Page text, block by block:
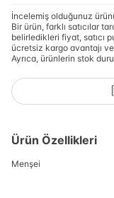
İncelemiş olduğunuz
Bir ürün, farklı satıcılar
belirledikleri fiyat, satıcı
ücretsiz kargo avantajı ve
Ayrıca, ürünlerin stok
Ürün Özellikleri
Menşei